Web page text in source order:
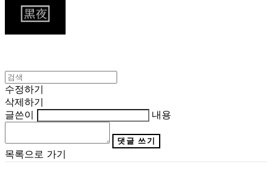
수정하기
삭제하기
글쓴이
내용
댓글 쓰기
목록으로 가기